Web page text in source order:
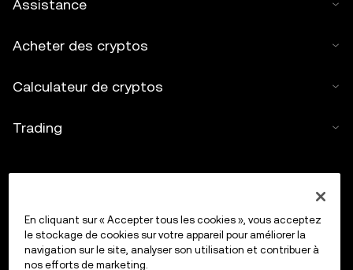
Assistance
Acheter des cryptos
Calculateur de cryptos
Trading
En cliquant sur « Accepter tous les cookies », vous acceptez
le stockage de cookies sur votre appareil pour améliorer la
navigation sur le site, analyser son utilisation et contribuer à
nos efforts de marketing.